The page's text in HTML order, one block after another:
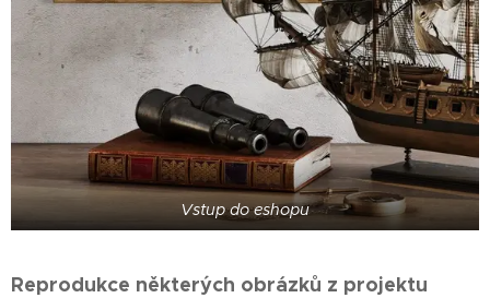
Vstup do eshopu
Reprodukce některých obrázků z projektu